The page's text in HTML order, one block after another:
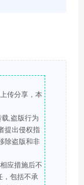
传分享，本
载,盗版行为
提出侵权指
除盗版和非
应措施后不
，包括不承